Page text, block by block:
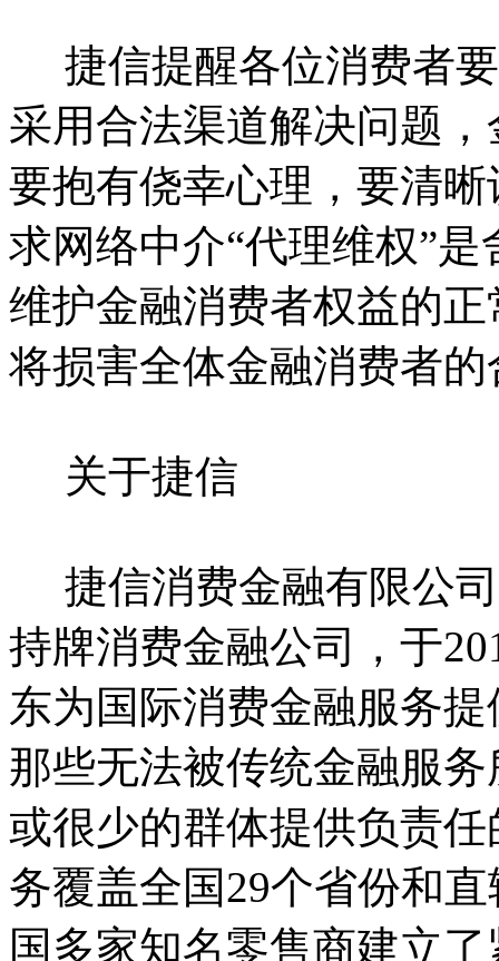
捷信提醒各位消费者
采用合法渠道解决问题
要抱有侥幸心理，要清
求网络中介“代理维权”
维护金融消费者权益的
将损害全体金融消费者
关于捷信
捷信消费金融有限公司
持牌消费金融公司，于
东为国际消费金融服务
那些无法被传统金融服
或很少的群体提供负责
务覆盖全国29个省份和
国多家知名零售商建立